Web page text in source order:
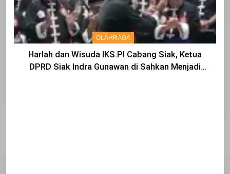
OLAHRAGA
Harlah dan Wisuda IKS.PI Cabang Siak, Ketua
DPRD Siak Indra Gunawan di Sahkan Menjadi